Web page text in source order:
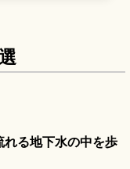
れる地下水の中を歩